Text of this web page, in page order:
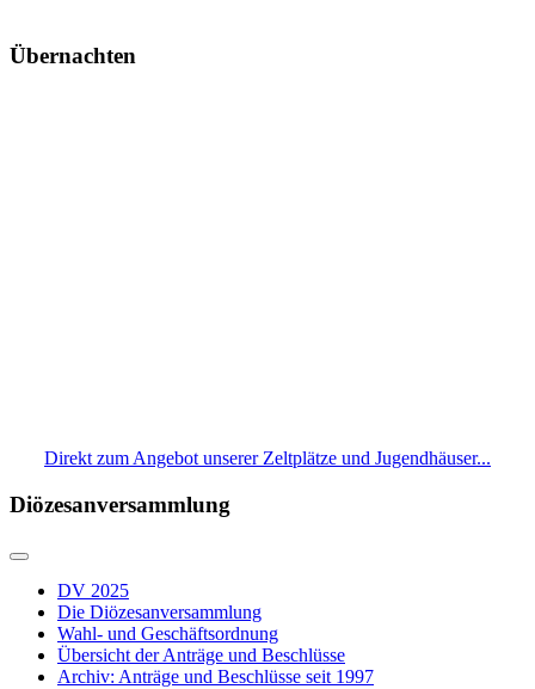
Übernachten
Direkt zum Angebot unserer Zeltplätze und Jugendhäuser...
Diözesanversammlung
DV 2025
Die Diözesanversammlung
Wahl- und Geschäftsordnung
Übersicht der Anträge und Beschlüsse
Archiv: Anträge und Beschlüsse seit 1997